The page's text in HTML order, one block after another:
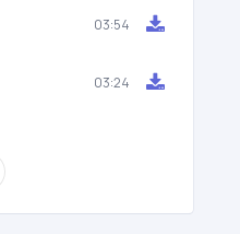
03:54
03:24